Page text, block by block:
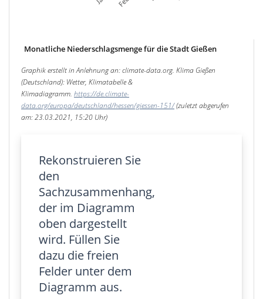
Monatliche Niederschlagsmenge für die Stadt Gießen
Graphik erstellt in Anlehnung an: climate-data.org. Klima Gießen
(Deutschland): Wetter, Klimatabelle &
Klimadiagramm. https://de.climate-
data.org/europa/deutschland/hessen/giessen-151/(zuletzt abgerufen
am: 23.03.2021, 15:20 Uhr)
Rekonstruieren Sie
den
Sachzusammenhang,
der im Diagramm
oben dargestellt
wird. Füllen Sie
dazu die freien
Felder unter dem
Diagramm aus.